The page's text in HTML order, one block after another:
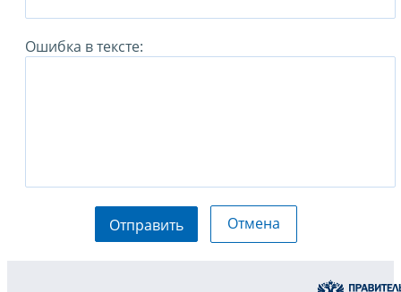
Ошибка в тексте:
Отправить Отмена